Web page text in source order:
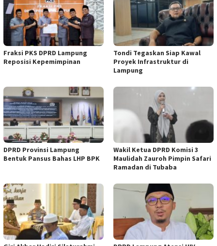
Fraksi PKS DPRD Lampung
Reposisi Kepemimpinan
Tondi Tegaskan Siap Kawal
Proyek Infrastruktur di
Lampung
DPRD Provinsi Lampung
Bentuk Pansus Bahas LHP BPK
Wakil Ketua DPRD Komisi 3
Maulidah Zauroh Pimpin Safari
Ramadan di Tubaba